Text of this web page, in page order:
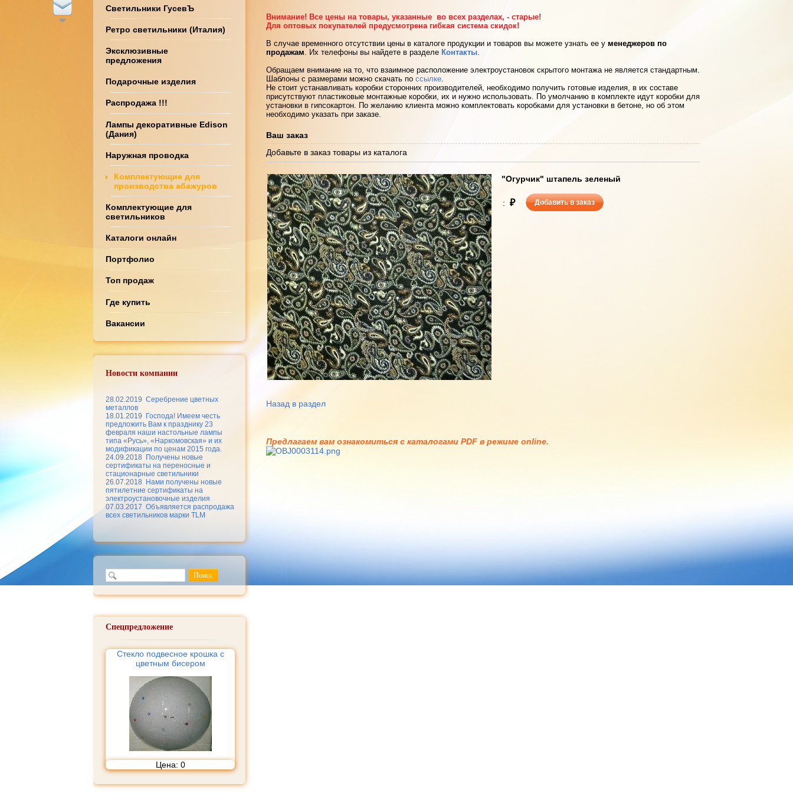
Светильники ГусевЪ
Ретро светильники (Италия)
Эксклюзивные
предложения
Подарочные изделия
Распродажа !!!
Лампы декоративные Edison
(Дания)
Наружная проводка
Комплектующие для
производства абажуров
Комплектующие для
светильников
Каталоги онлайн
Портфолио
Топ продаж
Где купить
Вакансии
Новости компании
28.02.2019 Серебрение цветных
металлов
18.01.2019
Господа! Имеем честь
предложить Вам к празднику 23
февраля наши настольные лампы
типа «Русь», «Наркомовская» и их
модификации по ценам 2015 года.
24.09.2018
Получены новые
сертификаты на переносные и
стационарные светильники
26.07.2018
Нами получены новые
пятилетние сертификаты на
электроустановочные изделия
07.03.2017 Объявляется распродажа
всех светильников марки TLM
Спецпредложение
Стекло подвесное крошка с
цветным бисером
Цена: 0
Внимание! Все цены на товары, указанные во всех разделах, - старые!
Для оптовых покупателей предусмотрена гибкая система скидок!
В случае временного отсутствии цены в каталоге продукции и товаров вы можете узнать ее у менеджеров по
продажам . Их телефоны вы найдете в разделе Контакты
Обращаем внимание на то, что взаимное расположение электроустановок скрытого монтажа не является стандартным.
Шаблоны с размерами можно скачать по ссылке
Не стоит устанавливать коробки сторонних производителей, необходимо получить готовые изделия, в их составе
присутствуют пластиковые монтажные коробки, их и нужно использовать. По умолчанию в комплекте идут коробки для
установки в гипсокартон. По желанию клиента можно комплектовать коробками для установки в бетоне, но об этом
необходимо указать при заказе.
Ваш заказ
Добавьте в заказ товары из каталога
"Огурчик" штапель зеленый
: ₽ Добавить в заказ
Назад в раздел
Предлагаем вам ознакомиться с каталогами PDF в режиме online.